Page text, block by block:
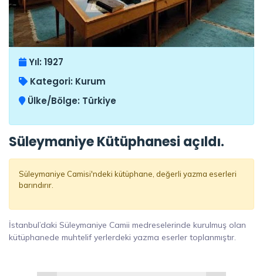
Yıl: 1927
Kategori: Kurum
Ülke/Bölge: Türkiye
Süleymaniye Kütüphanesi açıldı.
Süleymaniye Camisi'ndeki kütüphane, değerli yazma eserleri
barındırır.
İstanbul’daki Süleymaniye Camii medreselerinde kurulmuş olan
kütüphanede muhtelif yerlerdeki yazma eserler toplanmıştır.